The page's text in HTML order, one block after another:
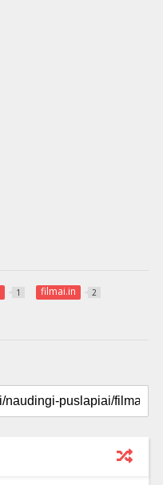
1 filmai.in 2